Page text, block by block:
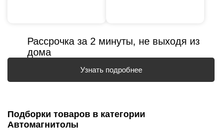
Рассрочка за 2 минуты, не выходя из
дома
Узнать подробнее
Подборки товаров в категории
Автомагнитолы